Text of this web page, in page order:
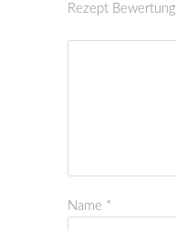
Rezept Bewertung
Name *